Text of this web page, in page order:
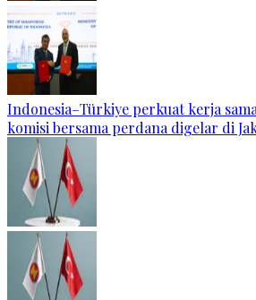
Indonesia–Türkiye perkuat kerja
komisi bersama perdana digelar di